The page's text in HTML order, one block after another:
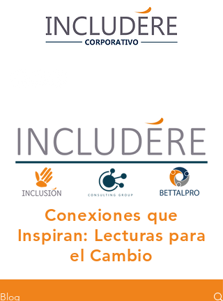
Conexiones que
Inspiran: Lecturas para
el Cambio
Blog